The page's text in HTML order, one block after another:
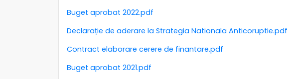
Buget aprobat 2022.pdf
Declarație de aderare la Strategia Nationala Anticoruptie.pdf
Contract elaborare cerere de finantare.pdf
Buget aprobat 2021.pdf